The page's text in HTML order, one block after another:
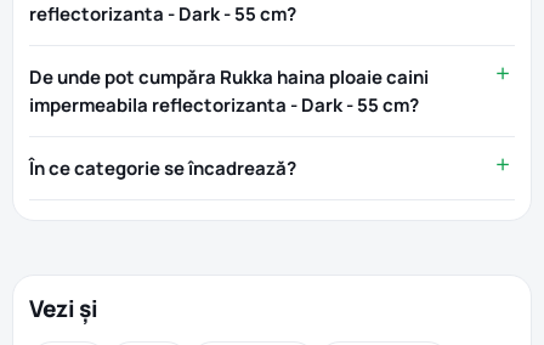
reflectorizanta - Dark - 55 cm?
De unde pot cumpăra Rukka haina ploaie caini
impermeabila reflectorizanta - Dark - 55 cm?
În ce categorie se încadrează?
Vezi și